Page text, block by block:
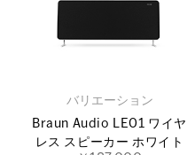
バリエーション
Braun Audio LE01 ワイヤ
レス スピーカー ホワイト